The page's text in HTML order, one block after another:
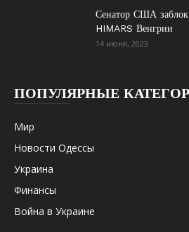
Сенатор США
HIMARS Венгрии
14 июня, 2023
ПОПУЛЯРНЫЕ
Мир
Новости Одессы
Украина
Финансы
Война в Украине